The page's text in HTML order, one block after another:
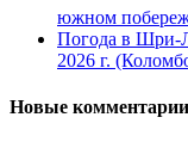
южном
Погода в Шри-
2026 г.
Новые комментарии